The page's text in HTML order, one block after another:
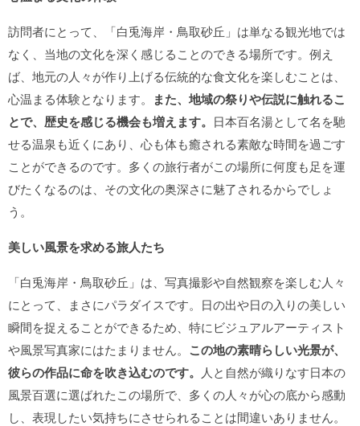
訪問者にとって、「白兎海岸・鳥取砂丘」は単なる観光地では
なく、当地の文化を深く感じることのできる場所です。例え
ば、地元の人々が作り上げる伝統的な食文化を楽しむことは、
心温まる体験となります。
また、地域の祭りや伝説に触れるこ
とで、歴史を感じる機会も増えます。 日本百名湯として名を馳
せる温泉も近くにあり、心も体も癒される素敵な時間を過ごす
ことができるのです。多くの旅行者がこの場所に何度も足を運
びたくなるのは、その文化の奥深さに魅了されるからでしょ
う。
美しい風景を求める旅人たち
「白兎海岸・鳥取砂丘」は、写真撮影や自然観察を楽しむ人々
にとって、まさにパラダイスです。日の出や日の入りの美しい
瞬間を捉えることができるため、特にビジュアルアーティスト
や風景写真家にはたまりません。 この地の素晴らしい光景が、
彼らの作品に命を吹き込むのです。 人と自然が織りなす日本の
風景百選に選ばれたこの場所で、多くの人々が心の底から感動
し、表現したい気持ちにさせられることは間違いありません。